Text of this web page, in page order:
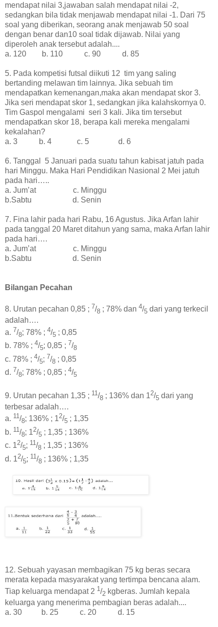
mendapat nilai 3,jawaban salah mendapat nilai -2,
sedangkan bila tidak menjawab mendapat nilai -1. Dari 75
soal yang diberikan, seorang anak menjawab 50 soal
dengan benar dan10 soal tidak dijawab. Nilai yang
diperoleh anak tersebut adalah....
a. 120
b. 110 c. 90 d. 85
5. Pada kompetisi futsal diikuti 12 tim yang saling
bertanding melawan tim lainnya. Jika sebuah tim
mendapatkan kemenangan,maka akan mendapat skor 3.
Jika seri mendapat skor 1, sedangkan jika kalahskornya 0.
Tim Gaspol mengalami seri 3 kali. Jika tim tersebut
mendapatkan skor 18, berapa kali mereka mengalami
kekalahan?
a. 3
b. 4 c. 5 d. 6
6. Tanggal
5 Januari pada suatu tahun kabisat jatuh pada
hari Minggu. Maka Hari Pendidikan Nasional 2 Mei jatuh
pada hari…..
a. Jum’at
c. Minggu
b.Sabtu
d. Senin
7. Fina lahir pada hari Rabu, 16 Agustus. Jika Arfan lahir
pada tanggal 20 Maret ditahun yang sama, maka Arfan lahir
pada hari….
a. Jum’at
c. Minggu
b.Sabtu
d. Senin
Bilangan Pecahan
8. Urutan pecahan 0,85 ; 7/8 ; 78% dan 4/5 dari yang terkecil
adalah….
a. 7/8; 78% ; 4/5 ; 0,85
b. 78% ; 4/5; 0,85 ; 7/8
c. 78% ; 4/5; 7/8 ; 0,85
d. 7/8; 78% ; 0,85 ; 4/5
9. Urutan pecahan 1,35 ; 11/8 ; 136% dan 12/5 dari yang
terbesar adalah….
a. 11 /8; 136% ; 12/5 ; 1,35
b. 11/8; 12/5 ; 1,35 ; 136%
c. 12/5; 11 /8 ; 1,35 ; 136%
d. 12/5; 11/8 ; 136% ; 1,35
12. Sebuah yayasan membagikan 75 kg beras secara
merata kepada masyarakat yang tertimpa bencana alam.
Tiap keluarga mendapat 2 1 /2 kgberas. Jumlah kepala
keluarga yang menerima pembagian beras adalah....
a. 30 b. 25 c. 20 d. 15